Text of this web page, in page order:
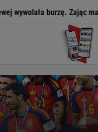
burzę. Zając ma jasne